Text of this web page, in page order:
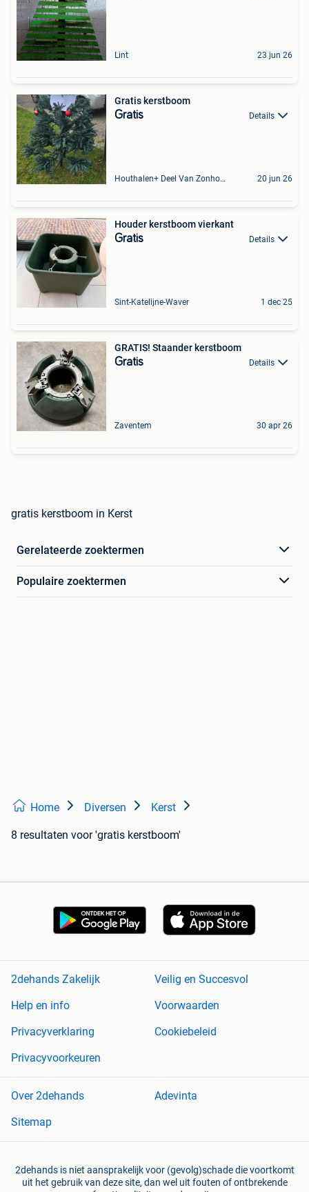
Lint 23 jun 26
Gratis kerstboom
Gratis Details
Houthalen+ Deel Van Zonhoven En Zolder 20 jun 26
Houder kerstboom vierkant
Gratis Details
Sint-Katelijne-Waver 1 dec 25
GRATIS! Staander kerstboom
Gratis Details
Zaventem 30 apr 26
gratis kerstboom in Kerst
Gerelateerde zoektermen
Populaire zoektermen
Home Diversen Kerst
8 resultaten voor 'gratis kerstboom'
2dehands Zakelijk
Veilig en Succesvol
Help en info
Voorwaarden
Privacyverklaring
Cookiebeleid
Privacyvoorkeuren
Over 2dehands
Adevinta
Sitemap
2dehands is niet aansprakelijk voor (gevolg)schade die voortkomt
uit het gebruik van deze site, dan wel uit fouten of ontbrekende